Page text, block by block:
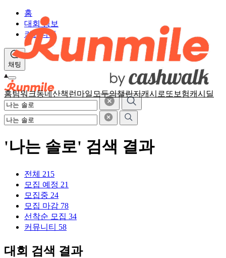
홈팀워크동네산책 런마일 모두의챌린지캐시로또 보험캐시딜
홈
대회 정보
커뮤니티
채팅
'나는 솔로' 검색 결과
전체 215
모집 예정 21
모집중 24
모집 마감 78
선착순 모집 34
커뮤니티 58
대회 검색 결과